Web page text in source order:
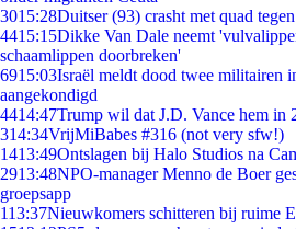
3015:28Duitser (93) crasht met quad
4415:15Dikke Van Dale neemt
schaamlippen doorbreken'
6915:03Israël meldt dood twee militairen
aangekondigd
4414:47Trump wil dat J.D. Vance hem in
314:34VrijMiBabes #316 (not very sfw!)
1413:49Ontslagen bij Halo Studios na
2913:48NPO-manager Menno de Boer
groepsapp
113:37Nieuwkomers schitteren bij ruime